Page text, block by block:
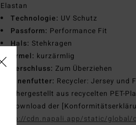
Elastan
Technologie: UV Schutz
Passform: Performance Fit
Hals: Stehkragen
Ärmel: kurzärmlig
Verschluss: Zum Überziehen
Innenfutter: Recycler: Jersey und
und hergestellt aus recycelten PET-
Download der
http://cdn.napali.app/static/global/